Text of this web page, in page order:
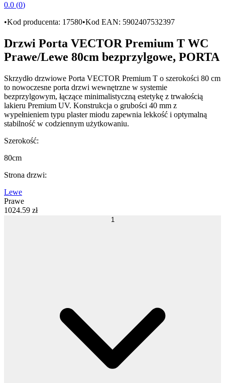
0.0 (0)
•Kod producenta: 17580•Kod EAN: 5902407532397
Drzwi Porta VECTOR Premium T WC
Prawe/Lewe 80cm bezprzylgowe, PORTA
Skrzydło drzwiowe Porta VECTOR Premium T o szerokości 80 cm
to nowoczesne porta drzwi wewnętrzne w systemie
bezprzylgowym, łączące minimalistyczną estetykę z trwałością
lakieru Premium UV. Konstrukcja o grubości 40 mm z
wypełnieniem typu plaster miodu zapewnia lekkość i optymalną
stabilność w codziennym użytkowaniu.
Szerokość:
80cm
Strona drzwi:
Lewe
Prawe
1024.59 zł
1